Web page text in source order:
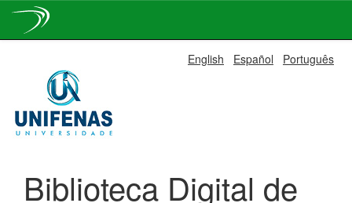
navigation
English Español Português
Biblioteca Digital de